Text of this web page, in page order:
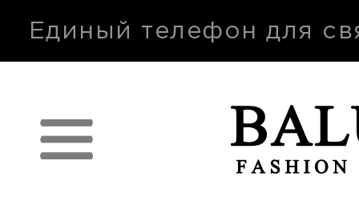
Единый телефон для